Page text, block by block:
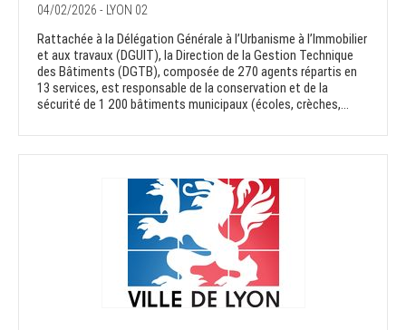
04/02/2026 - LYON 02
Rattachée à la Délégation Générale à l’Urbanisme à l’Immobilier
et aux travaux (DGUIT), la Direction de la Gestion Technique
des Bâtiments (DGTB), composée de 270 agents répartis en
13 services, est responsable de la conservation et de la
sécurité de 1 200 bâtiments municipaux (écoles, crèches,...